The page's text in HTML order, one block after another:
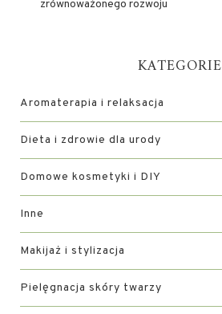
zrównoważonego rozwoju
KATEGORIE
Aromaterapia i relaksacja
Dieta i zdrowie dla urody
Domowe kosmetyki i DIY
Inne
Makijaż i stylizacja
Pielęgnacja skóry twarzy